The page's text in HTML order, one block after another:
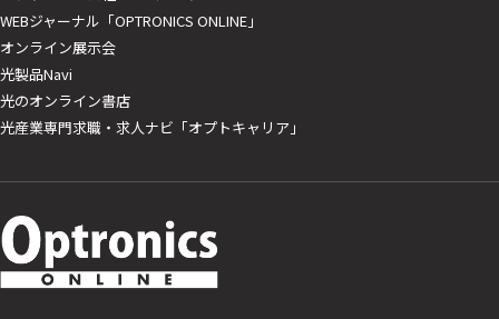
WEBジャーナル「OPTRONICS ONLINE」
オンライン展示会
光製品Navi
光のオンライン書店
光産業専門求職・求人ナビ「オプトキャリア」